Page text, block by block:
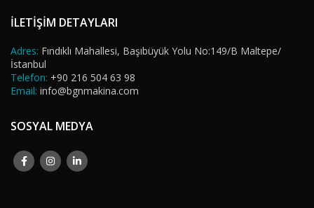
İLETİŞİM DETAYLARI
Adres: Fındıklı Mahallesi, Başıbüyük Yolu No:149/B Maltepe/
İstanbul
Telefon: +90 216 504 63 98
Email: info@bgnmakina.com
SOSYAL MEDYA